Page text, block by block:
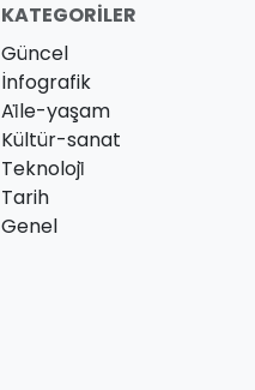
KATEGORILER
Güncel
İnfografik
Ai̇le-yaşam
Kültür-sanat
Teknoloji̇
Tarih
Genel